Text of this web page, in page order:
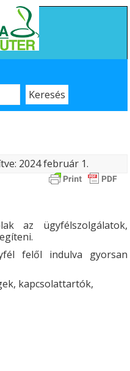
2024 február 1.
az ügyfélszolgálatok,
felől indulva gyorsan
kapcsolattartók,